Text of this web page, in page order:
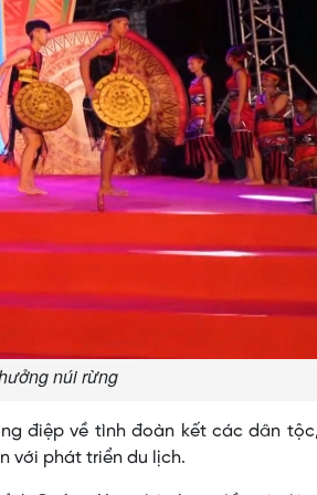
núi rừng
điệp về tình đoàn kết các dân
với phát triển du lịch.